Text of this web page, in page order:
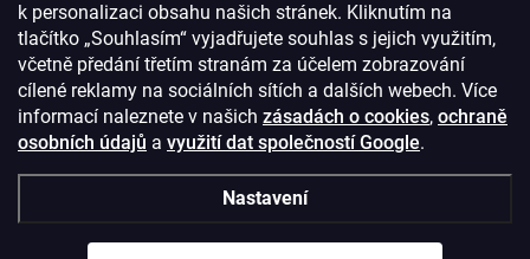
k personalizaci obsahu našich stránek. Kliknutím na
tlačítko „Souhlasím“ vyjadřujete souhlas s jejich využitím,
včetně předání třetím stranám za účelem zobrazování
cílené reklamy na sociálních sítích a dalších webech. Více
informací naleznete v našich zásadách o cookies, ochraně
osobních údajů a využití dat společností Google.
Nastavení
Nakupujte na FOA bezpečně a bez obav.
Díky HTTPS protokolu jsou Vaše citlivá
data v naprostém bezpečí.
© Copyright2026Westlogic s.r.o.,
Olomoucká 267/29, Opava, 746 01